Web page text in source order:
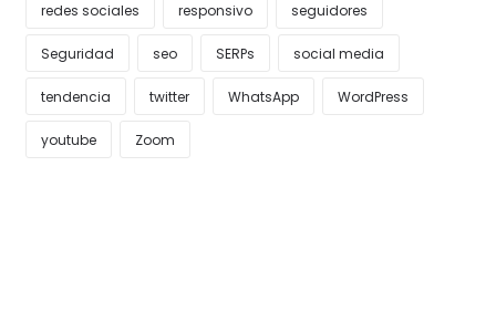
redes sociales responsivo seguidores
Seguridad seo SERPs social media
tendencia twitter WhatsApp WordPress
youtube Zoom